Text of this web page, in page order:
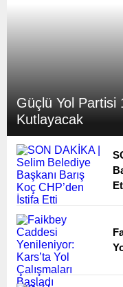
Güçlü Yol Partisi
Kutlayacak